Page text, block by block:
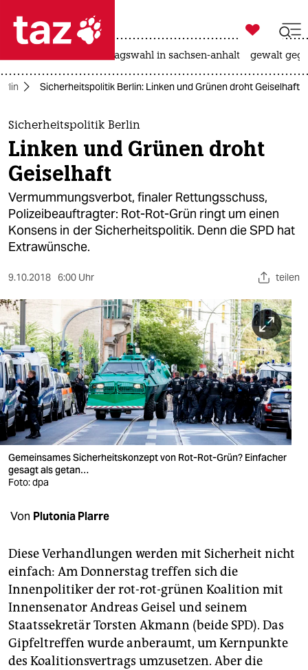
 taz zahl ich
taz zahl ich
themen
politik
öko
gesellschaft
kultur
sport
berlin
nord
wahrheit
verlag
verlag
veranstaltungen
shop
fragen & hilfe
abo
genossenschaft
epaper login

taz zahl ich
landtagswahl in sachsen-anhalt gewalt
Sicherheitspolitik Berlin: Linken und Grünen droht Geiselhaft
Sicherheitspolitik Berlin
Linken und Grünen droht
Geiselhaft
Vermummungsverbot, finaler Rettungsschuss,
Polizeibeauftragter: Rot-Rot-Grün ringt um einen
Konsens in der Sicherheitspolitik. Denn die SPD hat
Extrawünsche.
9.10.2018 6:00 Uhr teilen
Gemeinsames Sicherheitskonzept von Rot-Rot-Grün? Einfacher
gesagt als getan…
Foto: dpa
Von Plutonia Plarre
Diese Verhandlungen werden mit Sicherheit nicht
einfach: Am Donnerstag treffen sich die
Innenpolitiker der rot-rot-grünen Koalition mit
Innensenator Andreas Geisel und seinem
Staatssekretär Torsten Akmann (beide SPD). Das
Gipfeltreffen wurde anberaumt, um Kernpunkte
des Koalitionsvertrags umzusetzen. Aber die